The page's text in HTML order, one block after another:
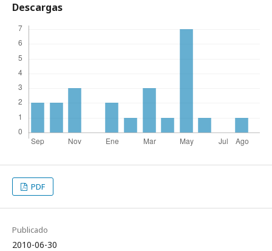
Descargas
PDF
Publicado
2010-06-30